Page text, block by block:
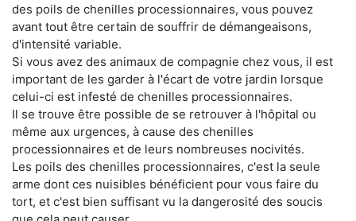
des poils de chenilles processionnaires, vous pouvez
avant tout être certain de souffrir de démangeaisons,
d'intensité variable.
Si vous avez des animaux de compagnie chez vous, il est
important de les garder à l'écart de votre jardin lorsque
celui-ci est infesté de chenilles processionnaires.
Il se trouve être possible de se retrouver à l'hôpital ou
même aux urgences, à cause des chenilles
processionnaires et de leurs nombreuses nocivités.
Les poils des chenilles processionnaires, c'est la seule
arme dont ces nuisibles bénéficient pour vous faire du
tort, et c'est bien suffisant vu la dangerosité des soucis